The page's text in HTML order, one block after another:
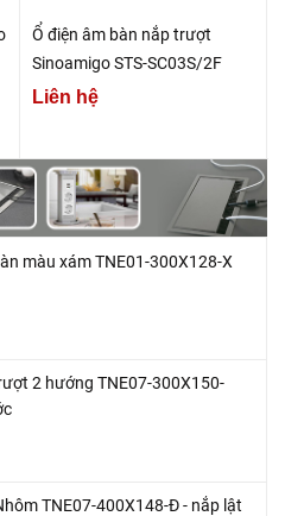
Ổ điện âm bàn nắp trượt
Sinoamigo STS-SC03S/2F
Liên hệ
màu xám TNE01-300X128-X
2 hướng TNE07-300X150-
TNE07-400X148-Đ - nắp lật